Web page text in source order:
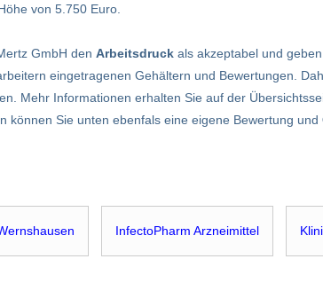
von 5.750 Euro.
GmbH den Arbeitsdruck als akzeptabel und
eingetragenen Gehältern und Bewertungen.
Mehr Informationen erhalten Sie auf der
können Sie unten ebenfals eine eigene Bewertung und
InfectoPharm Arzneimittel